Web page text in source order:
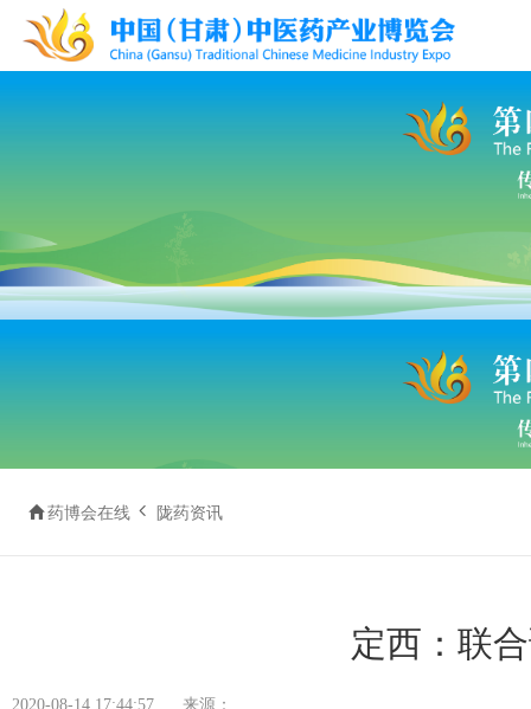
药博会在线  陇药资讯
定西：联
2020-08-14 17:44:57 来源：